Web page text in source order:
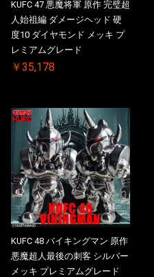
KUFC 47 悪魔将軍 原作 完璧超
人始祖編 ダメージヘッド 硬
度10 ダイヤモンド メッキ プ
レミアムグレード
￥35,178
KUFC 48 バイキングマン 原作
悪魔超人最後の刺客 シルバー
メッキ プレミアムグレード